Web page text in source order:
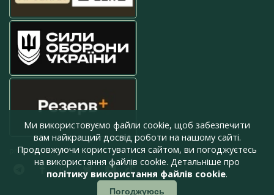
press@armyinform.com.ua
Ми використовуємо файли cookie, щоб забезпечити
вам найкращий досвід роботи на нашому сайті.
Продовжуючи користуватися сайтом, ви погоджуєтесь
на використання файлів cookie. Детальніше про
політику використання файлів cookie.
Погоджуюсь